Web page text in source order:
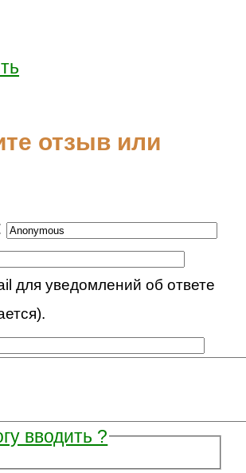
отзыв или
для уведомлений об ответе
вводить ?